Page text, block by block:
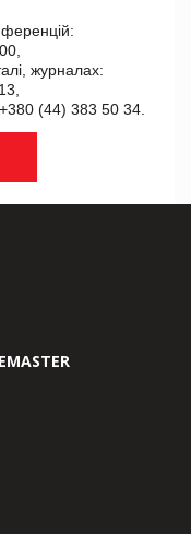
журналах:
(44) 383 50 34.